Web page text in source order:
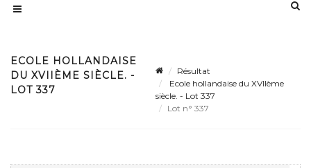
ECOLE HOLLANDAISE
DU XVIIÈME SIÈCLE. -
LOT 337
Résultat
Ecole hollandaise du XVIIème
siècle. - Lot 337
Lot n° 337